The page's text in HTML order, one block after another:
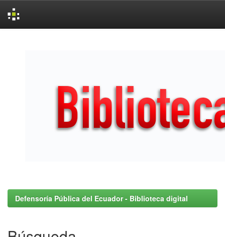
Defensoría Pública del Ecuador - Biblioteca digital